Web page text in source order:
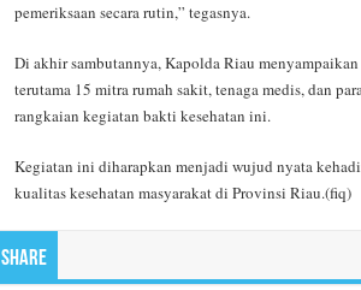
pemeriksaan secara rutin,” tegasnya.
Di akhir sambutannya, Kapolda Riau
terutama 15 mitra rumah sakit, tenaga medis, dan
rangkaian kegiatan bakti kesehatan ini.
Kegiatan ini diharapkan menjadi wujud nyata
kualitas kesehatan masyarakat di Provinsi Riau.(fiq)
Share